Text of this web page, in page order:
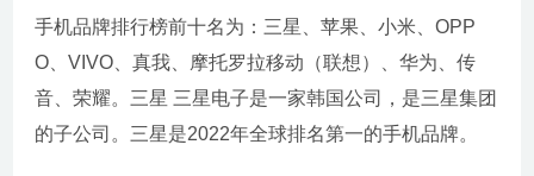
手机品牌排行榜前十名为：三星、苹果、小米、OPP
O、VIVO、真我、摩托罗拉移动（联想）、华为、传
音、荣耀。三星 三星电子是一家韩国公司，是三星集团
的子公司。三星是2022年全球排名第一的手机品牌。